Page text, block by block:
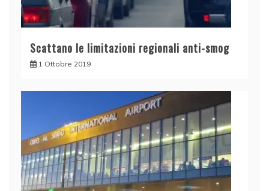
Scattano le limitazioni regionali anti-smog
1 Ottobre 2019